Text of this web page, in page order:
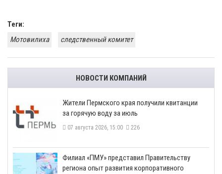
Теги:
Мотовилиха
следственный комитет
НОВОСТИ КОМПАНИЙ
​Жители Пермского края получили квитанции
за горячую воду за июль
07 августа 2026, 15:00 226
​Филиал «ПМУ» представил Правительству
региона опыт развития корпоративного